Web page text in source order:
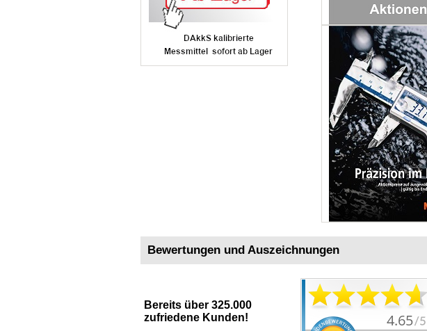
Bewertungen und Auszeichnungen
Bereits über 325.000
zufriedene Kunden!